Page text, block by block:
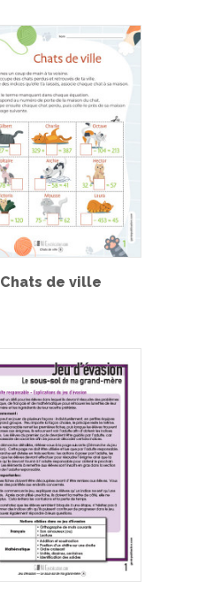
Chats de ville